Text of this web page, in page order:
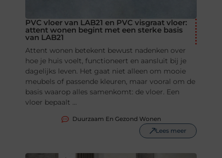
PVC vloer van LAB21 en PVC visgraat vloer:
attent wonen begint met een sterke basis
van LAB21
Attent wonen betekent bewust nadenken over
hoe je huis voelt, functioneert en aansluit bij je
dagelijks leven. Het gaat niet alleen om mooie
meubels of passende kleuren, maar vooral om de
basis waarop alles samenkomt: de vloer. Een
vloer bepaalt ...
Duurzaam En Gezond Wonen
Lees meer